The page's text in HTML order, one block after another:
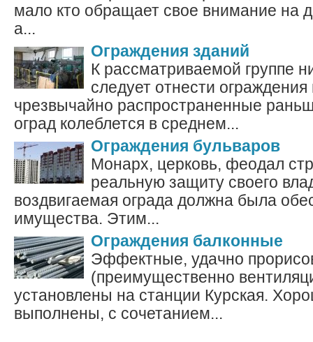
мало кто обращает свое внимание на
а...
Ограждения зданий
К рассматриваемой группе
следует отнести ограждения
чрезвычайно распространенные
оград колеблется в среднем...
Ограждения бульваров
Монарх, церковь, феодал
реальную защиту своего
воздвигаемая ограда должна была
имущества. Этим...
Ограждения балконные
Эффектные, удачно
(преимущественно
установлены на станции Курская.
выполнены, с сочетанием...